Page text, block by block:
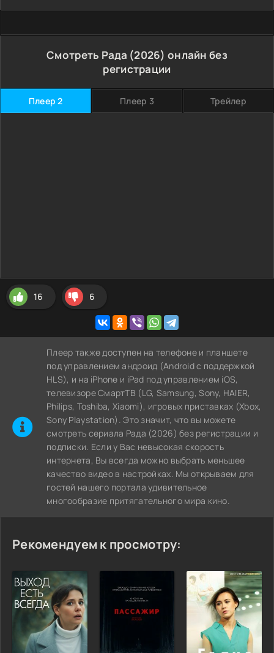
Смотреть Рада (2026) онлайн без
регистрации
Плеер 2 Плеер 3 Трейлер
16 6
Плеер также доступен на телефоне и планшете
под управлением андроид (Android с поддержкой
HLS), и на iPhone и iPad под управлением iOS,
телевизоре СмартТВ (LG, Samsung, Sony, HAIER,
Philips, Toshiba, Xiaomi), игровых приставках (Xbox,
Sony Playstation). Это значит, что вы можете
cмотреть сериала Рада (2026) без регистрации и
подписки. Если у Вас невысокая скорость
интернета, Вы всегда можно выбрать меньшее
качество видео в настройках. Мы открываем для
гостей нашего портала удивительное
многообразие притягательного мира кино.
Рекомендуем к просмотру: